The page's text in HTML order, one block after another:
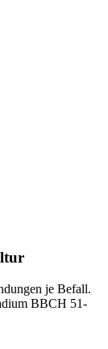
je Befall.
BBCH 51-